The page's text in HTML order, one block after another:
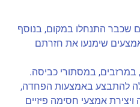
שכבר התנחלו במקום, בנוסף
שימנעו את חזרתם
במרזבים, במסתורי כביסה.
להתבצע באמצעות הפחדה,
ויצירת אמצעי חסימה פיזיים